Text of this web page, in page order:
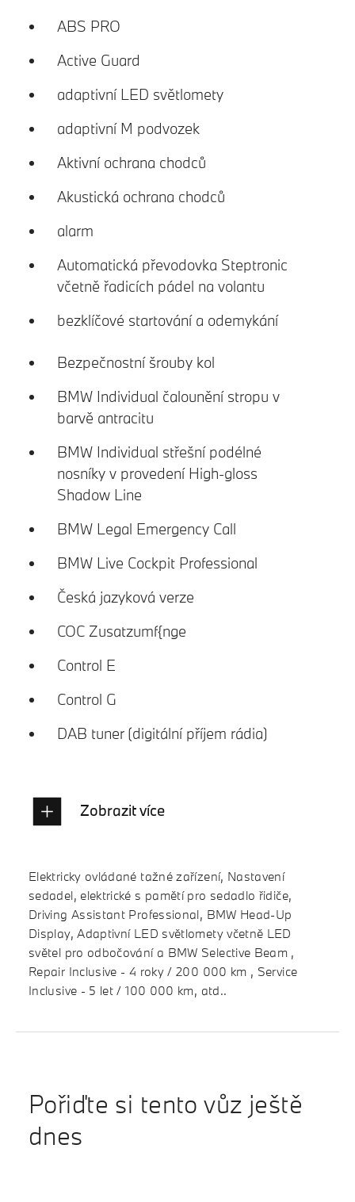
ABS PRO
Active Guard
adaptivní LED světlomety
adaptivní M podvozek
Aktivní ochrana chodců
Akustická ochrana chodců
alarm
Automatická převodovka Steptronic
včetně řadicích pádel na volantu
bezklíčové startování a odemykání
Bezpečnostní šrouby kol
BMW Individual čalounění stropu v
barvě antracitu
BMW Individual střešní podélné
nosníky v provedení High-gloss
Shadow Line
BMW Legal Emergency Call
BMW Live Cockpit Professional
Česká jazyková verze
COC Zusatzumf{nge
Control E
Control G
DAB tuner (digitální příjem rádia)
Zobrazit více
Elektricky ovládané tažné zařízení, Nastavení
sedadel, elektrické s pamětí pro sedadlo řidiče,
Driving Assistant Professional, BMW Head-Up
Display, Adaptivní LED světlomety včetně LED
světel pro odbočování a BMW Selective Beam ,
Repair Inclusive - 4 roky / 200 000 km , Service
Inclusive - 5 let / 100 000 km, atd..
Pořiďte si tento vůz ještě
dnes